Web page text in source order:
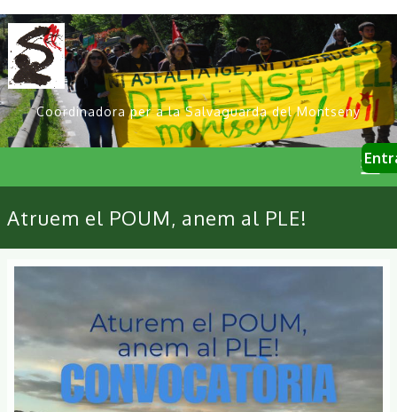
Vés
al
contingut
Coordinadora per a la Salvaguarda del Montseny
User
Primary
links
Atruem el POUM, anem al PLE!